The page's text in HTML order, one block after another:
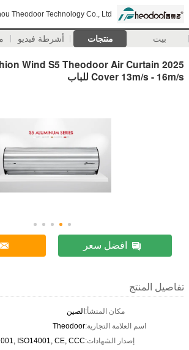
Theodoor Technology Co., Ltd.
بيت منتجات أشرطة فيديو
Cover 13m/s - 16m/s للباب
افضل سعر
تفاصيل المنتج
مكان المنشأ:الصين
اسم العلامة التجارية:Theodoor
إصدار الشهادات:ISO14001, CE, CCC